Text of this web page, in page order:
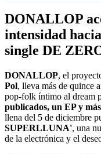
DONALLOP
intensidad
single DE
DONALLOP, el
Pol, lleva más de quince
pop-folk íntimo al dream
publicados, un EP y
llena del 5 de diciembre
SUPERLLUNA', una
de la electrónica y el